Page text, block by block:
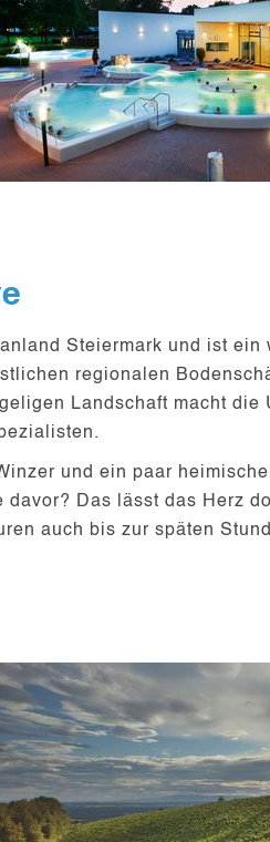
Steiermark und ist ein
regionalen
Landschaft macht die
.
und ein paar
Das lässt das Herz
auch bis zur späten